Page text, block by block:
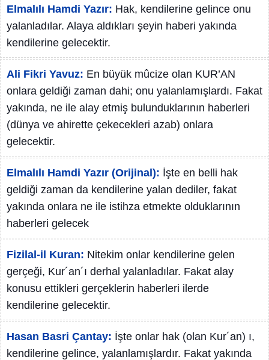
Elmalılı Hamdi Yazır: Hak, kendilerine gelince onu
yalanladılar. Alaya aldıkları şeyin haberi yakında
kendilerine gelecektir.
Ali Fikri Yavuz: En büyük mûcize olan KUR’AN
onlara geldiği zaman dahi; onu yalanlamışlardı. Fakat
yakında, ne ile alay etmiş bulunduklarının haberleri
(dünya ve ahirette çekecekleri azab) onlara
gelecektir.
Elmalılı Hamdi Yazır (Orijinal): İşte en belli hak
geldiği zaman da kendilerine yalan dediler, fakat
yakında onlara ne ile istihza etmekte olduklarının
haberleri gelecek
Fizilal-il Kuran: Nitekim onlar kendilerine gelen
gerçeği, Kur´an´ı derhal yalanladılar. Fakat alay
konusu ettikleri gerçeklerin haberleri ilerde
kendilerine gelecektir.
Hasan Basri Çantay: İşte onlar hak (olan Kur´an) ı,
kendilerine gelince, yalanlamışlardır. Fakat yakında